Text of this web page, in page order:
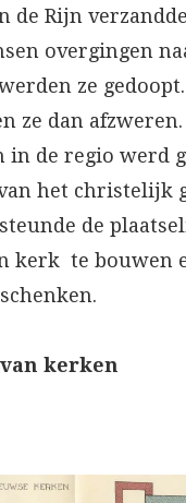
de Rijn
overgingen
ze
ze dan afzweren.
in de regio werd
het christelijk
de
kerk te bouwen
kerken